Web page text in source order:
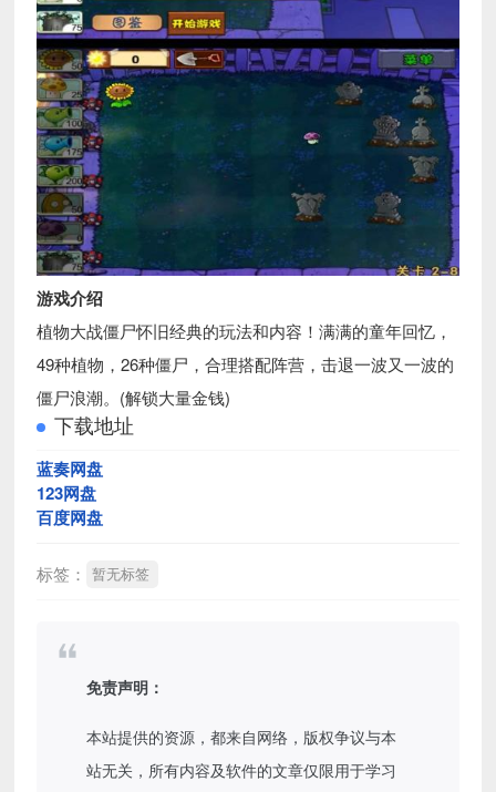
游戏介绍
植物大战僵尸怀旧经典的玩法和内容！满满的童年回忆，
49种植物，26种僵尸，合理搭配阵营，击退一波又一波的
僵尸浪潮。(解锁大量金钱)
下载地址
蓝奏网盘
123网盘
百度网盘
标签： 暂无标签
免责声明：
本站提供的资源，都来自网络，版权争议与本
站无关，所有内容及软件的文章仅限用于学习